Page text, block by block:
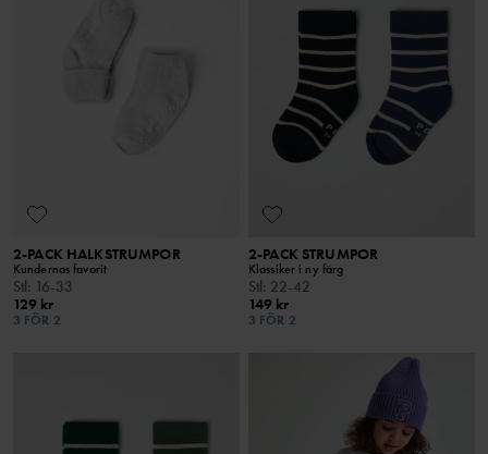
2-PACK HALKSTRUMPOR
Kundernas favorit
Stl: 16-33
129 kr
3 FÖR 2
2-PACK STRUMPOR
Klassiker i ny färg
Stl: 22-42
149 kr
3 FÖR 2